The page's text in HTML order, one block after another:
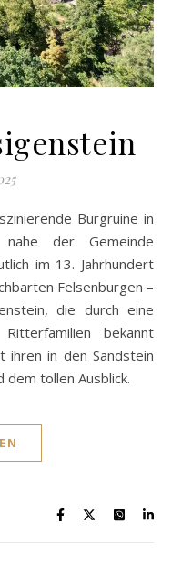
der Gemeinde
im 13. Jahrhundert
Felsenburgen –
die durch eine
bekannt
ihren in den Sandstein
dem tollen Ausblick.